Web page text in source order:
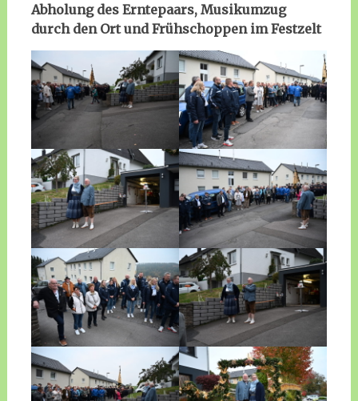
Abholung des Erntepaars, Musikumzug
durch den Ort und Frühschoppen im Festzelt